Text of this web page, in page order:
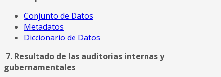
Conjunto de Datos
Metadatos
Diccionario de Datos
7. Resultado de las auditorias internas y
gubernamentales